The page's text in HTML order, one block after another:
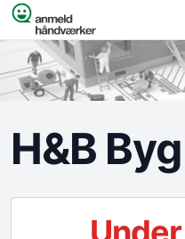
Spring til indhold
H&B